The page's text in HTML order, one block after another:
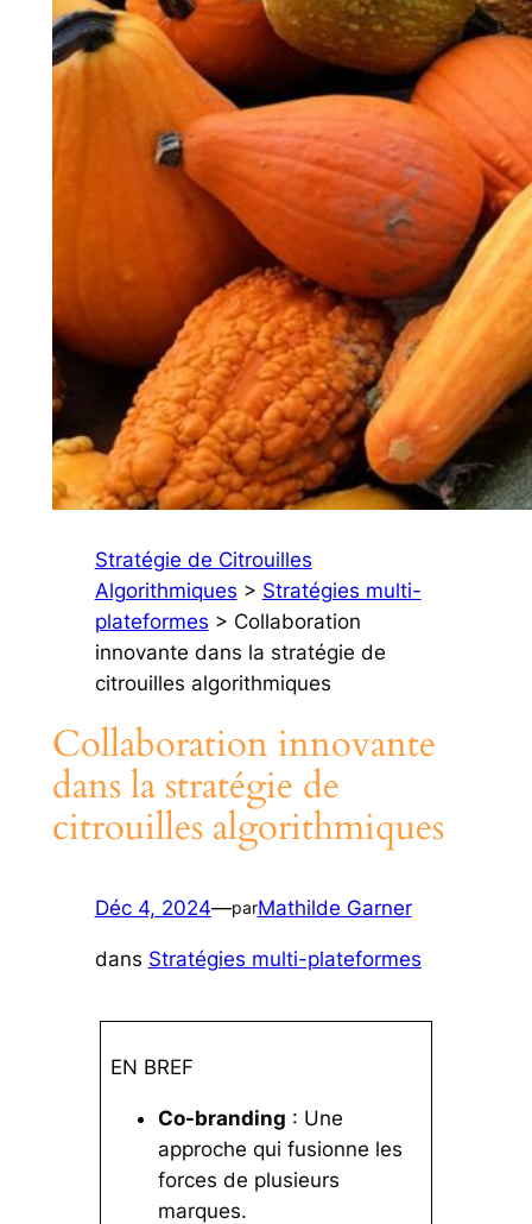
Stratégie de Citrouilles
Algorithmiques > Stratégies multi-
plateformes > Collaboration
innovante dans la stratégie de
citrouilles algorithmiques
Collaboration innovante
dans la stratégie de
citrouilles algorithmiques
Déc 4, 2024—parMathilde Garner
dans Stratégies multi-plateformes
EN BREF
Co-branding : Une
approche qui fusionne les
forces de plusieurs
marques.